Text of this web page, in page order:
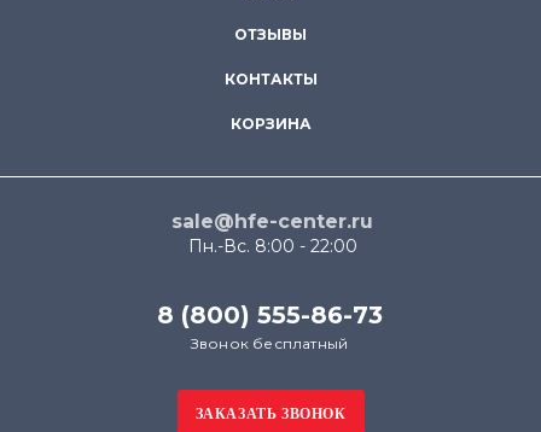
ОТЗЫВЫ
КОНТАКТЫ
КОРЗИНА
sale@hfe-center.ru
Пн.-Вс. 8:00 - 22:00
8 (800) 555-86-73
Звонок бесплатный